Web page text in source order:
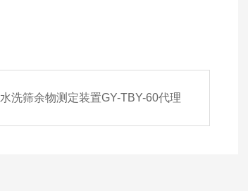
水洗筛余物测定装置GY-TBY-60代理